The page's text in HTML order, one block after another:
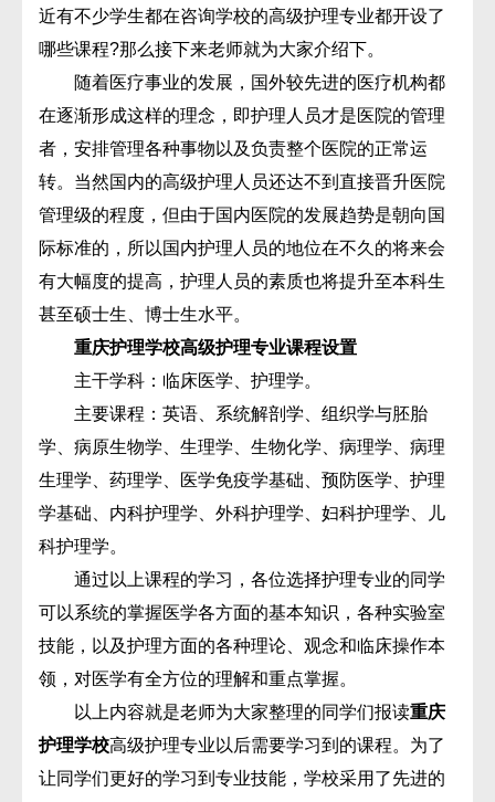
近有不少学生都在咨询学校的高级护理专业都开设了
哪些课程?那么接下来老师就为大家介绍下。
随着医疗事业的发展，国外较先进的医疗机构都
在逐渐形成这样的理念，即护理人员才是医院的管理
者，安排管理各种事物以及负责整个医院的正常运
转。当然国内的高级护理人员还达不到直接晋升医院
管理级的程度，但由于国内医院的发展趋势是朝向国
际标准的，所以国内护理人员的地位在不久的将来会
有大幅度的提高，护理人员的素质也将提升至本科生
甚至硕士生、博士生水平。
重庆护理学校高级护理专业课程设置
主干学科：临床医学、护理学。
主要课程：英语、系统解剖学、组织学与胚胎
学、病原生物学、生理学、生物化学、病理学、病理
生理学、药理学、医学免疫学基础、预防医学、护理
学基础、内科护理学、外科护理学、妇科护理学、儿
科护理学。
通过以上课程的学习，各位选择护理专业的同学
可以系统的掌握医学各方面的基本知识，各种实验室
技能，以及护理方面的各种理论、观念和临床操作本
领，对医学有全方位的理解和重点掌握。
以上内容就是老师为大家整理的同学们报读重庆
护理学校高级护理专业以后需要学习到的课程。为了
让同学们更好的学习到专业技能，学校采用了先进的